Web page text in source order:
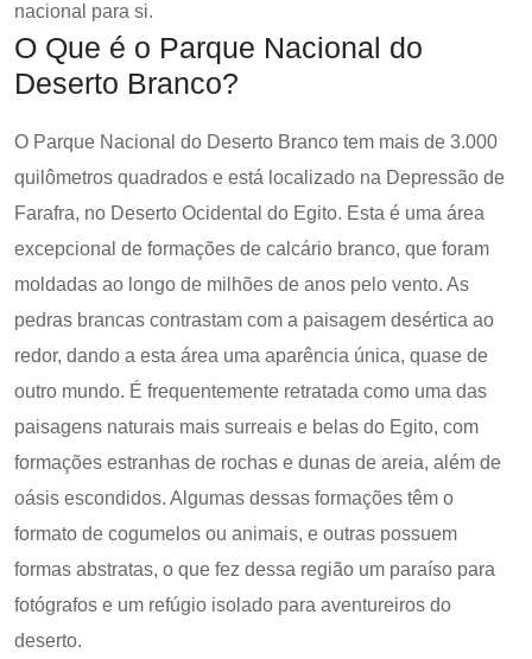
nacional para si.
O Que é o Parque Nacional do
Deserto Branco?
O Parque Nacional do Deserto Branco tem mais de 3.000
quilômetros quadrados e está localizado na Depressão de
Farafra, no Deserto Ocidental do Egito. Esta é uma área
excepcional de formações de calcário branco, que foram
moldadas ao longo de milhões de anos pelo vento. As
pedras brancas contrastam com a paisagem desértica ao
redor, dando a esta área uma aparência única, quase de
outro mundo. É frequentemente retratada como uma das
paisagens naturais mais surreais e belas do Egito, com
formações estranhas de rochas e dunas de areia, além de
oásis escondidos. Algumas dessas formações têm o
formato de cogumelos ou animais, e outras possuem
formas abstratas, o que fez dessa região um paraíso para
fotógrafos e um refúgio isolado para aventureiros do
deserto.